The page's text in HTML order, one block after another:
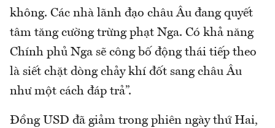
không. Các nhà lãnh đạo châu Âu đang quyết
tâm tăng cường trừng phạt Nga. Có khả năng
Chính phủ Nga sẽ công bố động thái tiếp theo
là siết chặt dòng chảy khí đốt sang châu Âu
như một cách đáp trả”.
Đồng USD đã giảm trong phiên ngày thứ Hai,